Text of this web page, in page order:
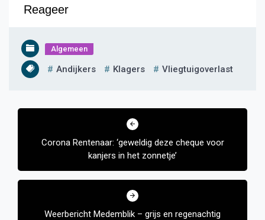
Reageer
Algemeen
Andijkers Klagers Vliegtuigoverlast
Bericht
Corona Rentenaar: ‘geweldig deze cheque voor
kanjers in het zonnetje’
Weerbericht Medemblik – grijs en regenachtig